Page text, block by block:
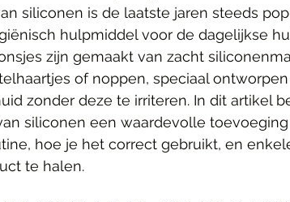
siliconen is de laatste jaren steeds
hulpmiddel voor de dagelijkse
zijn gemaakt van zacht
of noppen, speciaal
zonder deze te irriteren. In dit artikel
siliconen een waardevolle toevoeging
hoe je het correct gebruikt, en
te halen.